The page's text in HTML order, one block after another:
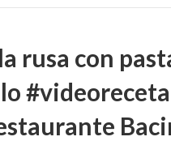
rusa con
#videoreceta